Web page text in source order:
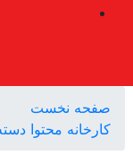
صفحه نخست
کارخانه محتوا